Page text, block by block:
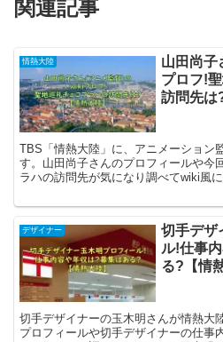
関連記事
情熱大陸
山田尚子
プロフ!
訪問先は
TBS「情熱大陸」に、アニメーション
す。山田尚子さんのプロフィールや今
ラハの訪問先が気になり調べてwiki風
デザイナー
切手デザ
ル!仕事
る?【情
切手デザイナーの玉木明さんが情熱大
プロフィールや切手デザイナーの仕事